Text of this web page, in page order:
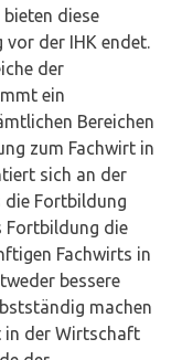
diese
der IHK endet.
der
ein
Bereichen
zum Fachwirt in
sich an der
die Fortbildung
Fortbildung die
Fachwirts in
bessere
machen
in der Wirtschaft